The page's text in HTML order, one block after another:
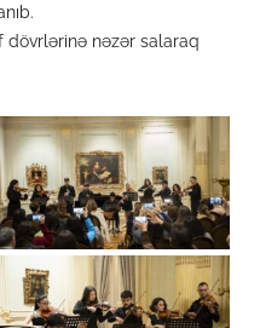
dövrlərinə nəzər salaraq